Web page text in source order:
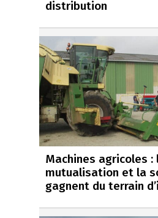
distribution
Machines agricoles :
mutualisation et la
gagnent du terrain